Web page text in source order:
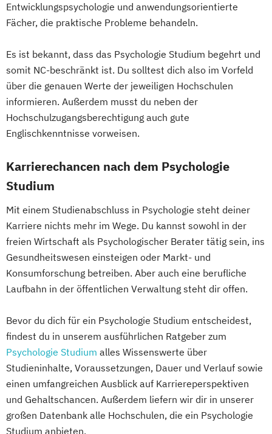
Entwicklungspsychologie und anwendungsorientierte
Fächer, die praktische Probleme behandeln.
Es ist bekannt, dass das Psychologie Studium begehrt und
somit NC-beschränkt ist. Du solltest dich also im Vorfeld
über die genauen Werte der jeweiligen Hochschulen
informieren. Außerdem musst du neben der
Hochschulzugangsberechtigung auch gute
Englischkenntnisse vorweisen.
Karrierechancen nach dem Psychologie
Studium
Mit einem Studienabschluss in Psychologie steht deiner
Karriere nichts mehr im Wege. Du kannst sowohl in der
freien Wirtschaft als Psychologischer Berater tätig sein, ins
Gesundheitswesen einsteigen oder Markt- und
Konsumforschung betreiben. Aber auch eine berufliche
Laufbahn in der öffentlichen Verwaltung steht dir offen.
Bevor du dich für ein Psychologie Studium entscheidest,
findest du in unserem ausführlichen Ratgeber zum
Psychologie Studium alles Wissenswerte über
Studieninhalte, Voraussetzungen, Dauer und Verlauf sowie
einen umfangreichen Ausblick auf Karriereperspektiven
und Gehaltschancen. Außerdem liefern wir dir in unserer
großen Datenbank alle Hochschulen, die ein Psychologie
Studium anbieten.